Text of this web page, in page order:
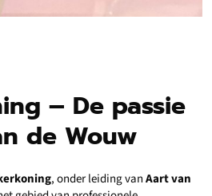
– De passie
de Wouw
, onder leiding vanAart van